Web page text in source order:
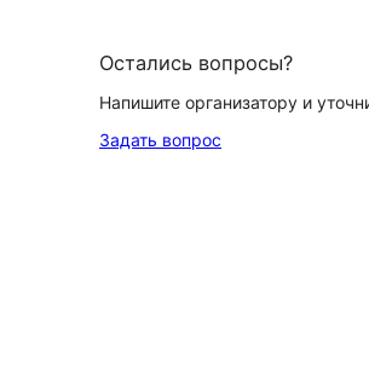
Остались вопросы?
Напишите организатору и
Задать вопрос